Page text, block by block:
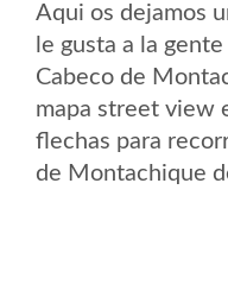
Aqui os dejamos
le gusta a la
Cabeco de
mapa street view
flechas para
de Montachique